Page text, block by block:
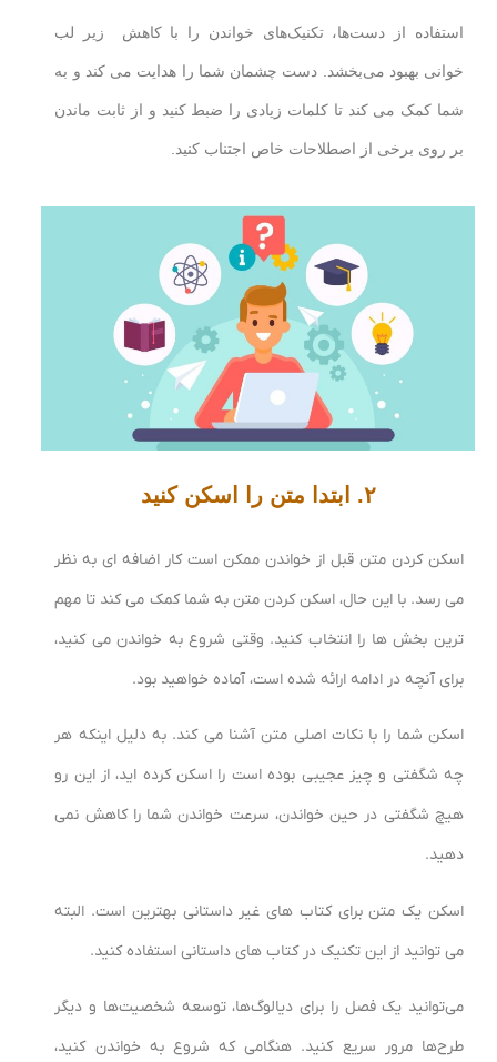
استفاده از دست‌ها، تکنیک‌های خواندن را با کاهش زیر لب
خوانی بهبود می‌بخشد. دست چشمان شما را هدایت می کند و به
شما کمک می کند تا کلمات زیادی را ضبط کنید و از ثابت ماندن
بر روی برخی از اصطلاحات خاص اجتناب کنید.
۲. ابتدا متن را اسکن کنید
اسکن کردن متن قبل از خواندن ممکن است کار اضافه ای به نظر
می رسد. با این حال، اسکن کردن متن به شما کمک می کند تا مهم
ترین بخش ها را انتخاب کنید. وقتی شروع به خواندن می کنید،
برای آنچه در ادامه ارائه شده است، آماده خواهید بود.
اسکن شما را با نکات اصلی متن آشنا می کند. به دلیل اینکه هر
چه شگفتی و چیز عجیبی بوده است را اسکن کرده اید، از این رو
هیچ شگفتی در حین خواندن، سرعت خواندن شما را کاهش نمی
دهید.
اسکن یک متن برای کتاب های غیر داستانی بهترین است. البته
می توانید از این تکنیک در کتاب های داستانی استفاده کنید.
می‌توانید یک فصل را برای دیالوگ‌ها، توسعه شخصیت‌ها و دیگر
طرح‌ها مرور سریع کنید. هنگامی که شروع به خواندن کنید،